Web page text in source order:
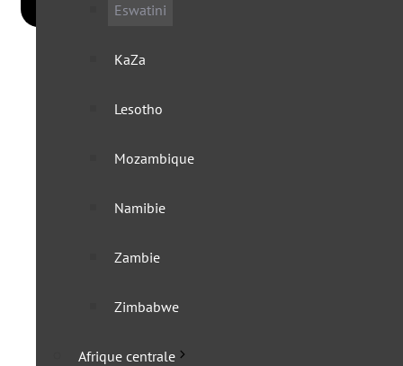
Eswatini
KaZa
Lesotho
Mozambique
Namibie
Zambie
Zimbabwe
Afrique centrale